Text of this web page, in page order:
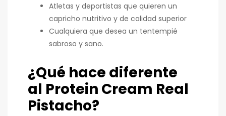
Atletas y deportistas que quieren un
capricho nutritivo y de calidad superior
Cualquiera que desea un tentempié
sabroso y sano.
¿Qué hace diferente
al Protein Cream Real
Pistacho?